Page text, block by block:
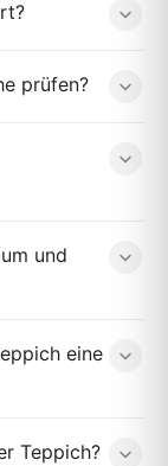
prüfen?
und
eine
Teppich?